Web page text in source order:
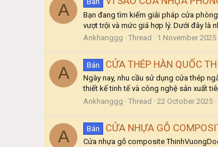
A
Bạn đang tìm kiếm giải pháp cửa
vượt trội và mức giá hợp lý. Dưới đây là
Ankhanggg
Thread 1 November 2025
A Bán CỬA THÉP HÀN QUỐC
Ngày nay, nhu cầu sử dụng cửa thép
thiết kế tinh tế và công nghệ sản xuất
Ankhanggg
Thread 22 October 2025
A Bán CỬA NHỰA GỖ
Cửa nhựa gỗ composite